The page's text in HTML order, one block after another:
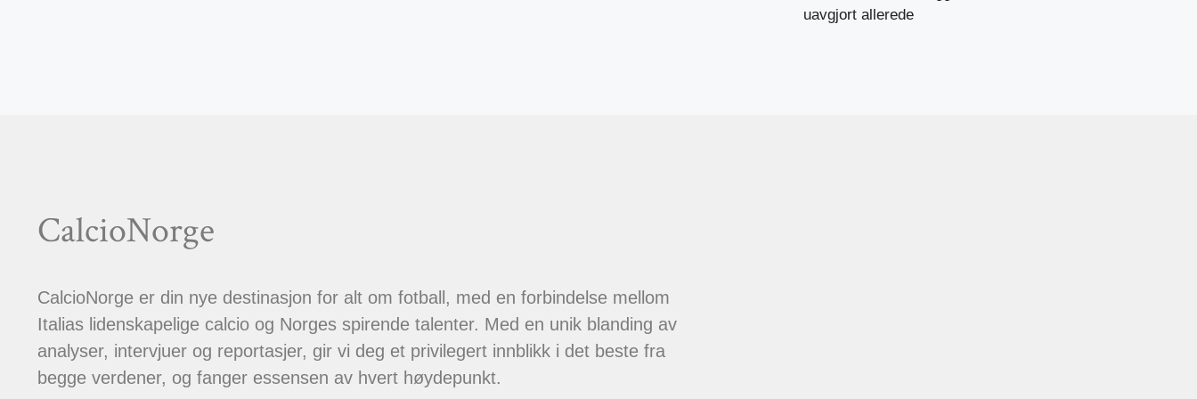
uavgjort allerede
CalcioNorge
CalcioNorge er din nye destinasjon for alt om fotball, med en forbindelse mellom
Italias lidenskapelige calcio og Norges spirende talenter. Med en unik blanding av
analyser, intervjuer og reportasjer, gir vi deg et privilegert innblikk i det beste fra
begge verdener, og fanger essensen av hvert høydepunkt.